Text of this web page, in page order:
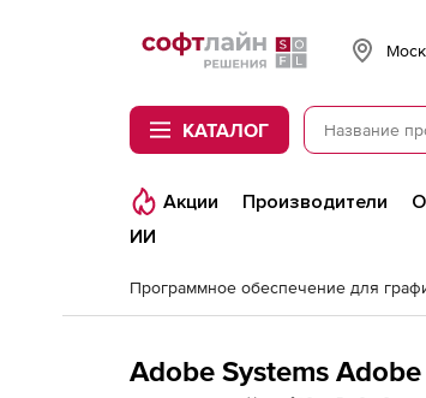
Softline
КАТАЛОГ
Акции Производители
ИИ
Программное обеспечение для
Adobe Systems